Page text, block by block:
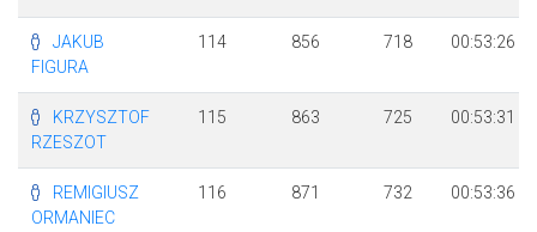
JAKUB
FIGURA
114 856 718 00:53:26
KRZYSZTOF
RZESZOT
115 863 725 00:53:31
REMIGIUSZ
ORMANIEC
116 871 732 00:53:36